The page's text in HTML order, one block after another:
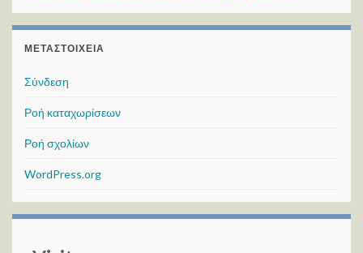
ΜΕΤΑΣΤΟΙΧΕΊΑ
Σύνδεση
Ροή καταχωρίσεων
Ροή σχολίων
WordPress.org